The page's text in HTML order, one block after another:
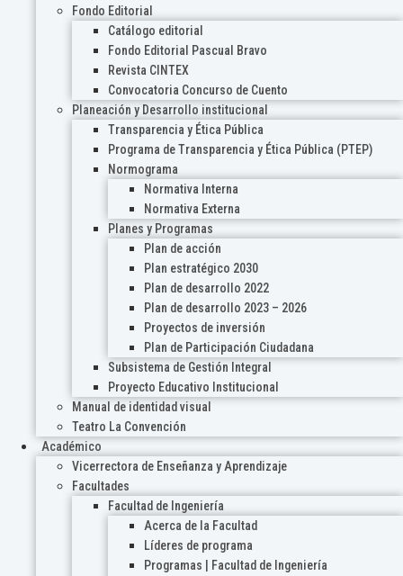
Fondo Editorial
Catálogo editorial
Fondo Editorial Pascual Bravo
Revista CINTEX
Convocatoria Concurso de Cuento
Planeación y Desarrollo institucional
Transparencia y Ética Pública
Programa de Transparencia y Ética Pública (PTEP)
Normograma
Normativa Interna
Normativa Externa
Planes y Programas
Plan de acción
Plan estratégico 2030
Plan de desarrollo 2022
Plan de desarrollo 2023 – 2026
Proyectos de inversión
Plan de Participación Ciudadana
Subsistema de Gestión Integral
Proyecto Educativo Institucional
Manual de identidad visual
Teatro La Convención
Académico
Vicerrectora de Enseñanza y Aprendizaje
Facultades
Facultad de Ingeniería
Acerca de la Facultad
Líderes de programa
Programas | Facultad de Ingeniería